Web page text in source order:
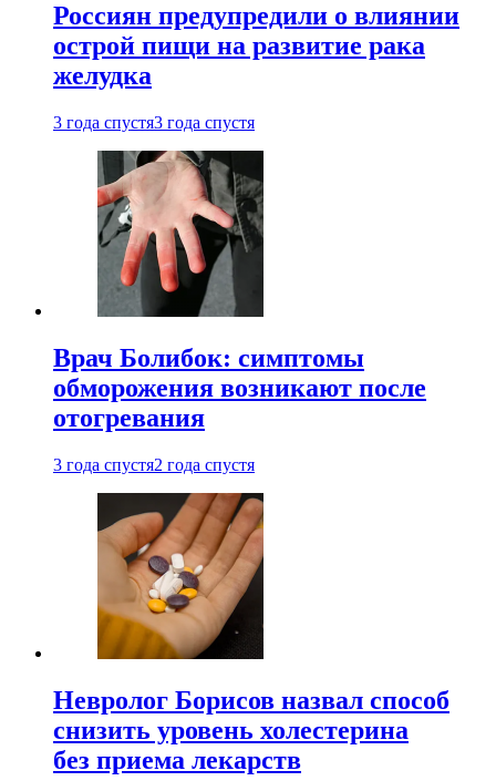
Россиян предупредили о влиянии
острой пищи на развитие рака
желудка
3 года спустя3 года спустя
Врач Болибок: симптомы
обморожения возникают после
отогревания
3 года спустя2 года спустя
Невролог Борисов назвал способ
снизить уровень холестерина
без приема лекарств